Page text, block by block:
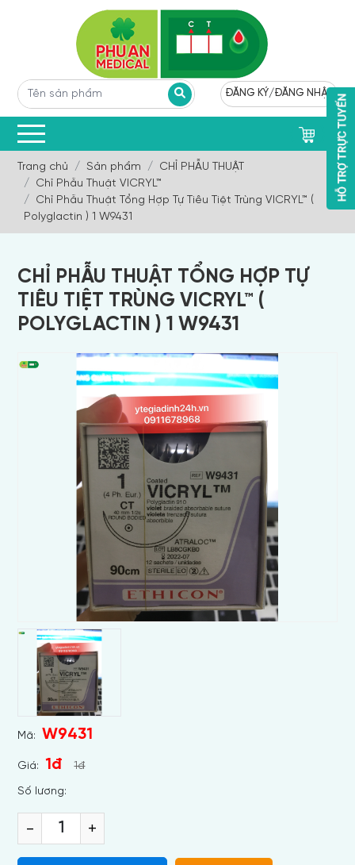
ĐĂNG KÝ/ĐĂNG NHẬP
Trang chủ Sản phẩm
CHỈ PHẪU THUẬT
Chỉ Phẫu Thuật VICRYL™
Chỉ Phẫu Thuật Tổng Hợp Tự Tiêu Tiệt Trùng VICRYL™ (
Polyglactin ) 1 W9431
CHỈ PHẪU THUẬT TỔNG HỢP TỰ
TIÊU TIỆT TRÙNG VICRYL™ (
POLYGLACTIN ) 1 W9431
Mã: W9431
Giá: 1đ 1đ
Số lương:
- +